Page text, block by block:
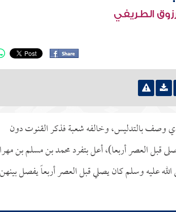
الطريفي
وصف بالتدليس، وخالفه شعبة فذكر القنوت دون
قبل العصر أربعا)، أعل بتفرد محمد بن مسلم بن
عليه وسلم كان يصلي قبل العصر أربعاً يفصل بينهن